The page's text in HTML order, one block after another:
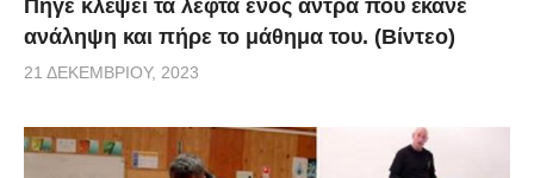
Πήγε κλέψει τα λεφτά ενός άντρα που έκανε
ανάληψη και πήρε το μάθημα του. (Βίντεο)
21 ΔΕΚΕΜΒΡΊΟΥ, 2023